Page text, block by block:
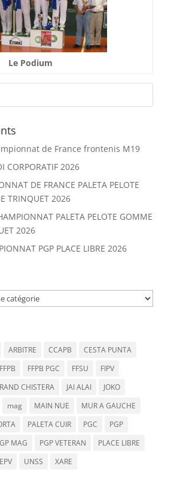
Le Podium
de France frontenis M19
CORPORATIF 2026
DE FRANCE PALETA PELOTE
TRINQUET 2026
PALETA PELOTE GOMME
2026
PGP PLACE LIBRE 2026
ARBITRE CCAPB
CESTA PUNTA
FFPB FFPB PGC FFSU
FIPV
CHISTERA JAI ALAI
JOKO
mag MAIN NUE
MUR A GAUCHE
PALETA CUIR PGC
PGP
MAG PGP VETERAN
PLACE LIBRE
UNSS XARE